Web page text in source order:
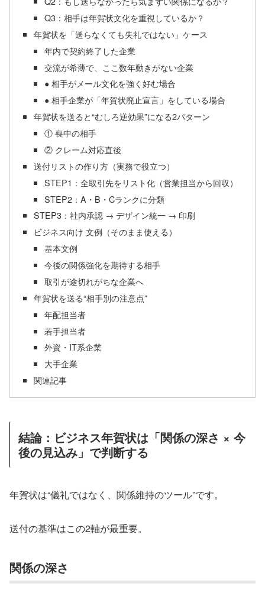
Q3：相手は年賀状文化を重視しているか？
年賀状を「送らなくても失礼ではない」ケース
年内で契約終了した企業
交流が希薄で、ここ数年動きがない企業
● 相手がメール文化を強く好む場合
● 相手企業が「年賀状廃止宣言」をしている場合
年賀状を送ると“むしろ逆効果”になる2パターン
① 喪中の相手
② クレーム対応直後
送付リストの作り方（実務で役立つ）
STEP1：全取引先をリスト化（営業担当から回収）
STEP2：A・B・Cランクに分類
STEP3：社内承認 → デザイン統一 → 印刷
ビジネス向け 文例（そのまま使える）
基本文例
今後の関係強化を期待する相手
取引が途切れがちな企業へ
年賀状を送る“相手別の注意点”
年配担当者
若手担当者
外資・IT系企業
大手企業
関連記事
結論：ビジネス年賀状は「関係の深さ × 今
後の見込み」で判断する
年賀状は“儀礼ではなく、関係維持のツール”です。
送付の基準はこの2軸が最重要。
関係の深さ